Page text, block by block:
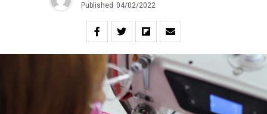
Published 04/02/2022